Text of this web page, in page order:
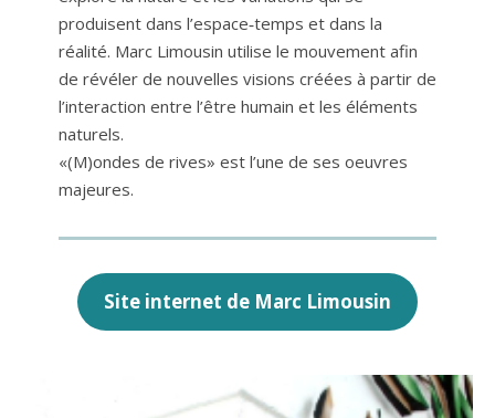
produisent dans l’espace‐temps et dans la
réalité. Marc Limousin utilise le mouvement afin
de révéler de nouvelles visions créées à partir de
l’interaction entre l’être humain et les éléments
naturels.
«(M)ondes de rives» est l’une de ses oeuvres
majeures.
Site internet de Marc Limousin